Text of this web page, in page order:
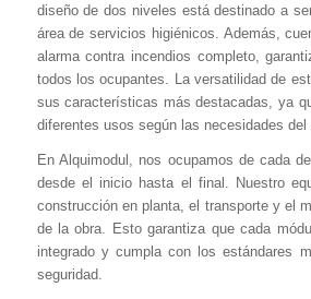
diseño de dos niveles está destinado a
área de servicios higiénicos. Además,
alarma contra incendios completo,
todos los ocupantes. La versatilidad de
sus características más destacadas, ya
diferentes usos según las necesidades del
En Alquimodul, nos ocupamos de cada
desde el inicio hasta el final. Nuestro
construcción en planta, el transporte y el
de la obra. Esto garantiza que cada
integrado y cumpla con los estándares
seguridad.